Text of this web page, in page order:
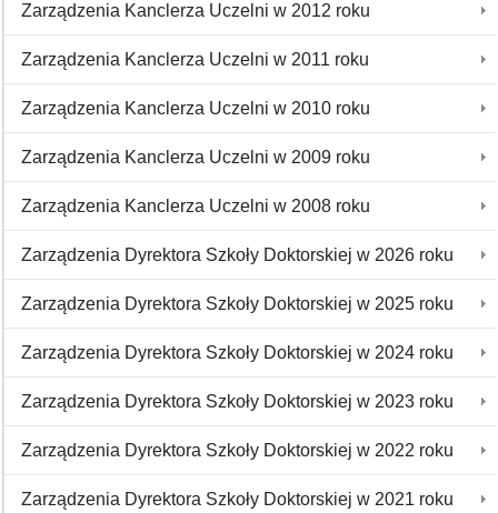
Zarządzenia Kanclerza Uczelni w 2012 roku
Zarządzenia Kanclerza Uczelni w 2011 roku
Zarządzenia Kanclerza Uczelni w 2010 roku
Zarządzenia Kanclerza Uczelni w 2009 roku
Zarządzenia Kanclerza Uczelni w 2008 roku
Zarządzenia Dyrektora Szkoły Doktorskiej w 2026 roku
Zarządzenia Dyrektora Szkoły Doktorskiej w 2025 roku
Zarządzenia Dyrektora Szkoły Doktorskiej w 2024 roku
Zarządzenia Dyrektora Szkoły Doktorskiej w 2023 roku
Zarządzenia Dyrektora Szkoły Doktorskiej w 2022 roku
Zarządzenia Dyrektora Szkoły Doktorskiej w 2021 roku